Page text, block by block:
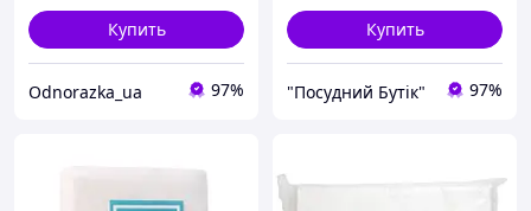
Купить
Odnorazka_ua 97%
Купить
"Посудний Бутік" 97%